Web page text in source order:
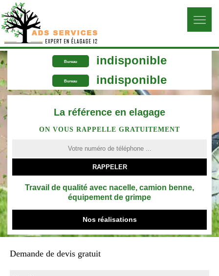
Bureau indisponible
Bureau indisponible
La référence en elagage
ON VOUS RAPPELLE GRATUITEMENT
Travail de qualité avec nacelle, camion benne,
équipement de grimpe
Nos réalisations
Demande de devis gratuit